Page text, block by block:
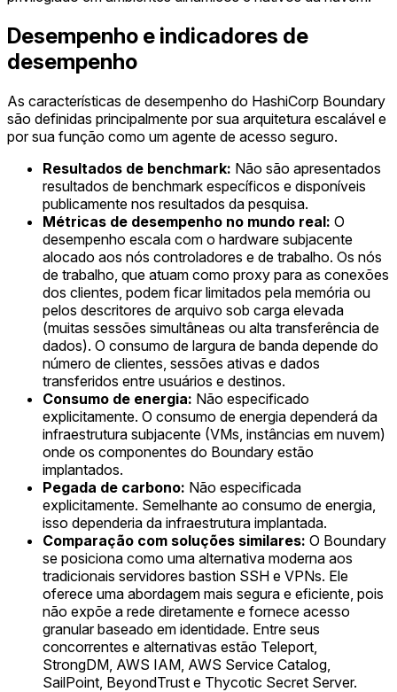
Desempenho e indicadores de
desempenho
As características de desempenho do HashiCorp Boundary
são definidas principalmente por sua arquitetura escalável e
por sua função como um agente de acesso seguro.
Resultados de benchmark: Não são apresentados
resultados de benchmark específicos e disponíveis
publicamente nos resultados da pesquisa.
Métricas de desempenho no mundo real: O
desempenho escala com o hardware subjacente
alocado aos nós controladores e de trabalho. Os nós
de trabalho, que atuam como proxy para as conexões
dos clientes, podem ficar limitados pela memória ou
pelos descritores de arquivo sob carga elevada
(muitas sessões simultâneas ou alta transferência de
dados). O consumo de largura de banda depende do
número de clientes, sessões ativas e dados
transferidos entre usuários e destinos.
Consumo de energia: Não especificado
explicitamente. O consumo de energia dependerá da
infraestrutura subjacente (VMs, instâncias em nuvem)
onde os componentes do Boundary estão
implantados.
Pegada de carbono: Não especificada
explicitamente. Semelhante ao consumo de energia,
isso dependeria da infraestrutura implantada.
Comparação com soluções similares: O Boundary
se posiciona como uma alternativa moderna aos
tradicionais servidores bastion SSH e VPNs. Ele
oferece uma abordagem mais segura e eficiente, pois
não expõe a rede diretamente e fornece acesso
granular baseado em identidade. Entre seus
concorrentes e alternativas estão Teleport,
StrongDM, AWS IAM, AWS Service Catalog,
SailPoint, BeyondTrust e Thycotic Secret Server.